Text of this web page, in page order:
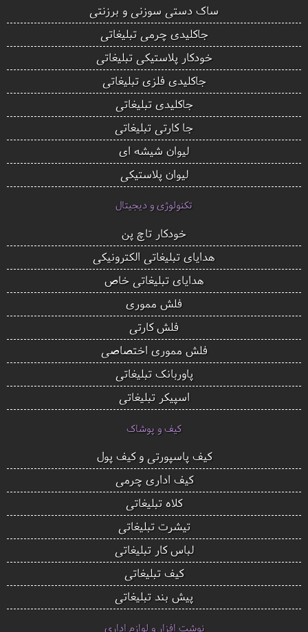
ساک دستی سوزنی و برزنتی
جاکلیدی چرمی تبلیغاتی
خودکار پلاستیکی تبلیغاتی
جاکلیدی فلزی تبلیغاتی
جاکلیدی تبلیغاتی
جا کارتی تبلیغاتی
لیوان شیشه ای
لیوان پلاستیکی
تکنولوژی و دیجیتال
خودکار تاچ پن
هدایای تبلیغاتی الکترونیکی
هدایای تبلیغاتی خاص
فلش مموری
فلش کارتی
فلش مموری اختصاصی
پاوربانک تبلیغاتی
اسپیکر تبلیغاتی
کیف و پوشاک
کیف پاسپورتی و کیف پول
کیف اداری چرمی
کلاه تبلیغاتی
تیشرت تبلیغاتی
لباس کار تبلیغاتی
کیف تبلیغاتی
پیش بند تبلیغاتی
نوشت افزار و لوازم اداری